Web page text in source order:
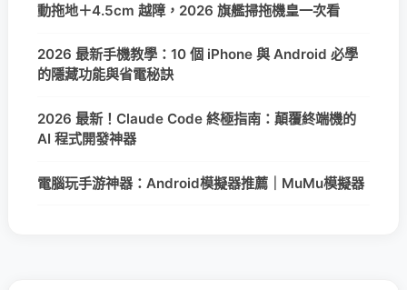
動拖地＋4.5cm 越障，2026 旗艦掃拖機皇一次看
2026 最新手機教學：10 個 iPhone 與 Android 必學
的隱藏功能與省電秘訣
2026 最新！Claude Code 終極指南：顛覆終端機的
AI 程式開發神器
電腦玩手游神器：Android模擬器推薦｜MuMu模擬器